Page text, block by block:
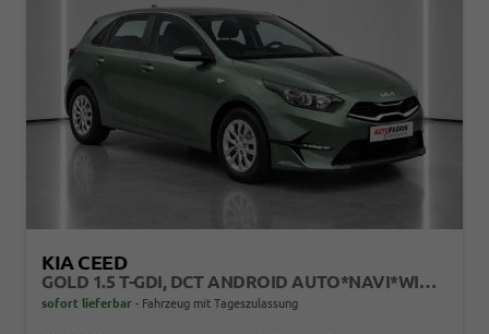
KIA CEED
GOLD 1.5 T-GDI, DCT ANDROID AUTO*NAVI*WINTERPAK*KLIMAAUTO*16"*KAMERA*PRIVACYGLAS*
sofort lieferbar Fahrzeug mit Tageszulassung